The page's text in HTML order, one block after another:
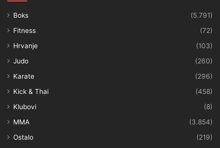
Boks
(5.791)
Fitness
(72)
Hrvanje
(103)
Judo
(260)
Karate
(296)
Kick & Thai
(458)
Klubovi
(8)
MMA
(3.854)
Ostalo
(219)